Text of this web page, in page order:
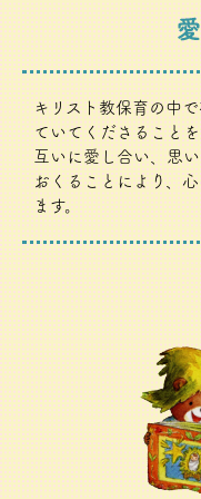
キリスト教保育の中
ていてくださること
互いに愛し合い、思
おくることにより、
ます。